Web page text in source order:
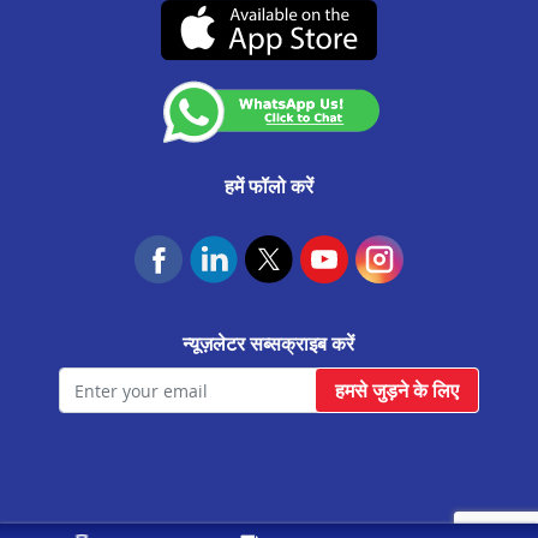
(07-दिसंबर-2026 तक वैध)
हमें फॉलो करें
न्यूज़लेटर सब्सक्राइब करें
हमसे जुड़ने के लिए